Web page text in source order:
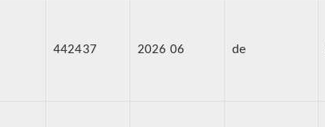
442437 2026 06 de